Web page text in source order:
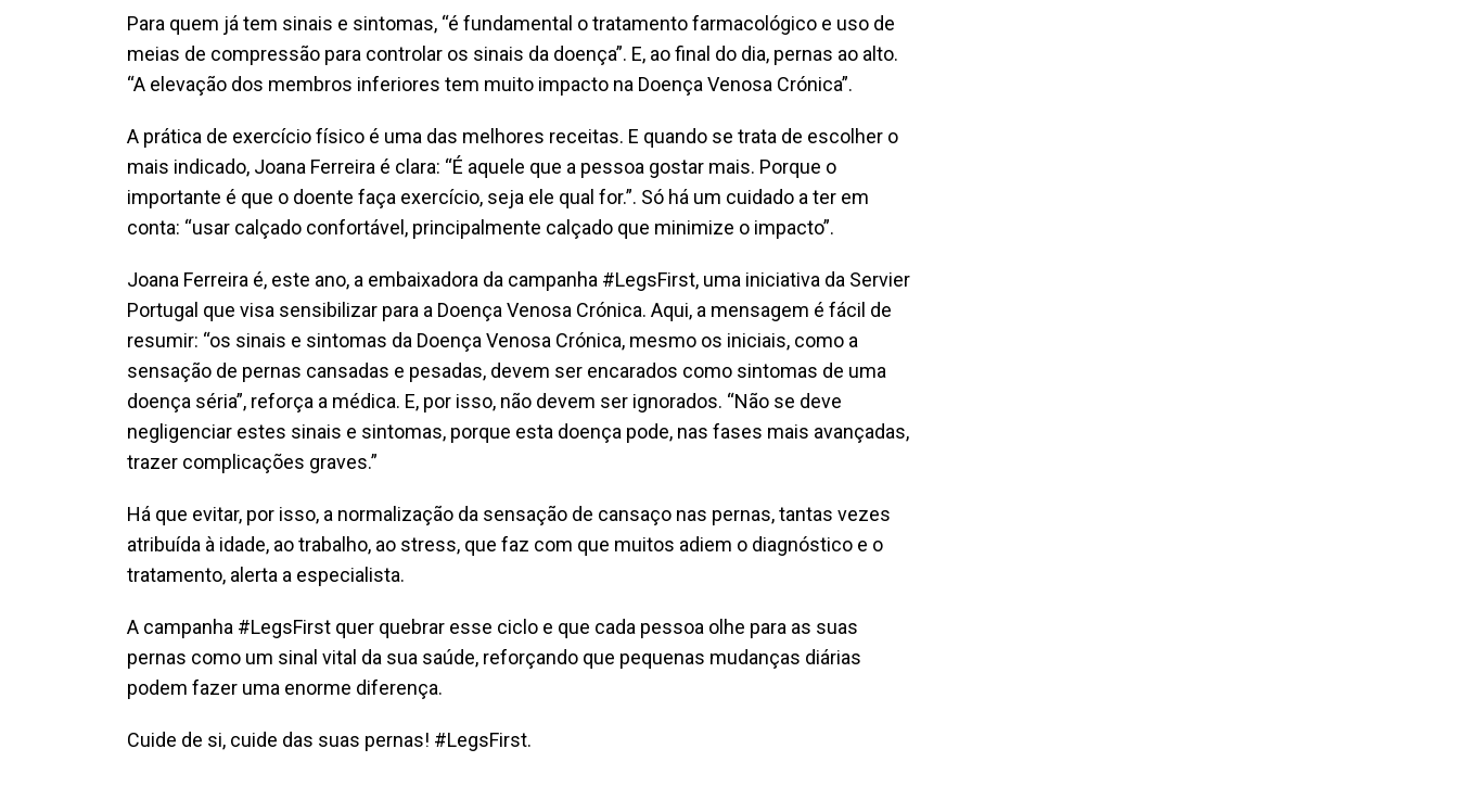
Para quem já tem sinais e sintomas, “é fundamental o tratamento farmacológico e uso de
meias de compressão para controlar os sinais da doença”. E, ao final do dia, pernas ao alto.
“A elevação dos membros inferiores tem muito impacto na Doença Venosa Crónica”.
A prática de exercício físico é uma das melhores receitas. E quando se trata de escolher o
mais indicado, Joana Ferreira é clara: “É aquele que a pessoa gostar mais. Porque o
importante é que o doente faça exercício, seja ele qual for.”. Só há um cuidado a ter em
conta: “usar calçado confortável, principalmente calçado que minimize o impacto”.
Joana Ferreira é, este ano, a embaixadora da campanha #LegsFirst, uma iniciativa da Servier
Portugal que visa sensibilizar para a Doença Venosa Crónica. Aqui, a mensagem é fácil de
resumir: “os sinais e sintomas da Doença Venosa Crónica, mesmo os iniciais, como a
sensação de pernas cansadas e pesadas, devem ser encarados como sintomas de uma
doença séria”, reforça a médica. E, por isso, não devem ser ignorados. “Não se deve
negligenciar estes sinais e sintomas, porque esta doença pode, nas fases mais avançadas,
trazer complicações graves.”
Há que evitar, por isso, a normalização da sensação de cansaço nas pernas, tantas vezes
atribuída à idade, ao trabalho, ao stress, que faz com que muitos adiem o diagnóstico e o
tratamento, alerta a especialista.
A campanha #LegsFirst quer quebrar esse ciclo e que cada pessoa olhe para as suas
pernas como um sinal vital da sua saúde, reforçando que pequenas mudanças diárias
podem fazer uma enorme diferença.
Cuide de si, cuide das suas pernas! #LegsFirst.